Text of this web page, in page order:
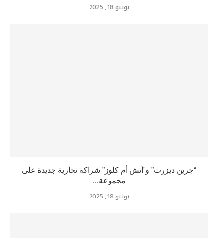
يونيو 18, 2025
“جرين ديزرت” و”أتش أم كلوز” شراكة تجارية جديدة على
مجموعة...
يونيو 18, 2025